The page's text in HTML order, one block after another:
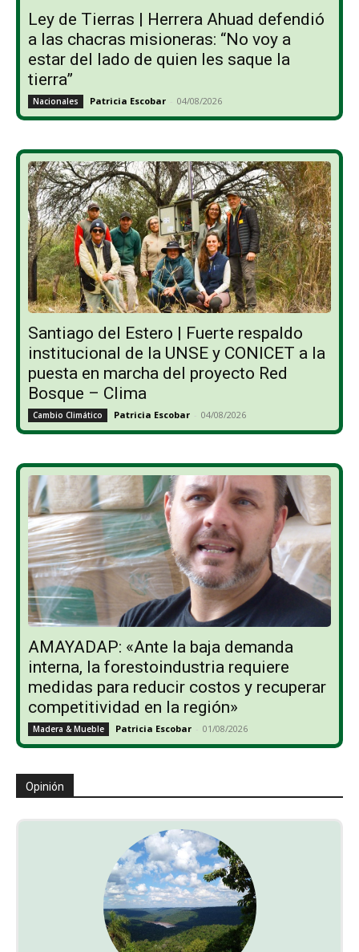
Ley de Tierras | Herrera Ahuad defendió
a las chacras misioneras: “No voy a
estar del lado de quien les saque la
tierra”
Nacionales Patricia Escobar - 04/08/2026
Santiago del Estero | Fuerte respaldo
institucional de la UNSE y CONICET a la
puesta en marcha del proyecto Red
Bosque – Clima
Cambio Climático Patricia Escobar - 04/08/2026
AMAYADAP: «Ante la baja demanda
interna, la forestoindustria requiere
medidas para reducir costos y recuperar
competitividad en la región»
Madera & Mueble Patricia Escobar - 01/08/2026
Opinión